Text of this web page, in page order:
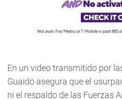
En un video transmitido por
Guaidó asegura que el
ni el respaldo de las Fuerzas